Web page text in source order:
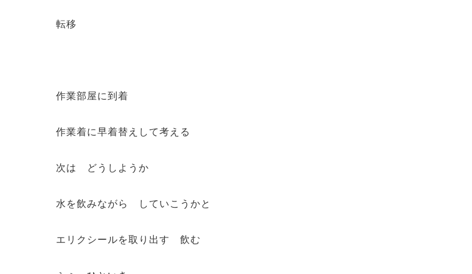
転移
作業部屋に到着
作業着に早着替えして考える
次は どうしようか
水を飲みながら していこうかと
エリクシールを取り出す 飲む